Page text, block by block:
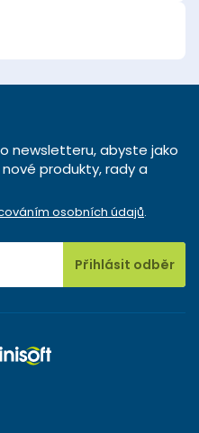
newsletteru, abyste jako
produkty, rady a
osobních údajů.
Přihlásit odběr